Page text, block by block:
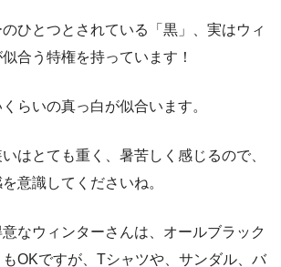
ひとつとされている「黒」、実はウィ
合う特権を持っています！
らいの真っ白が似合います。
はとても重く、暑苦しく感じるので、
意識してくださいね。
なウィンターさんは、オールブラック
OKですが、Tシャツや、サンダル、バ